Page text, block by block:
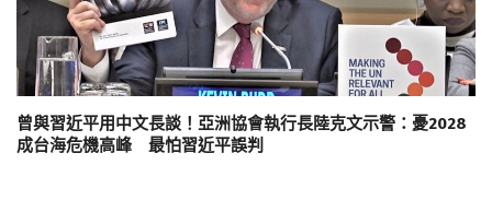
曾與習近平用中文長談！亞洲協會執行長陸克文示警：憂2028
成台海危機高峰 最怕習近平誤判